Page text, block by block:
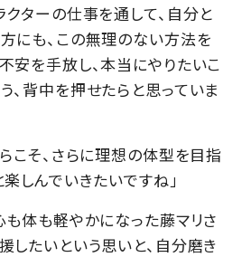
クターの仕事を通して、自分と
にも、この無理のない方法を
安を手放し、本当にやりたいこ
、背中を押せたらと思っていま
こそ、さらに理想の体型を目指
楽しんでいきたいですね」
も体も軽やかになった藤マリさ
したいという思いと、自分磨き